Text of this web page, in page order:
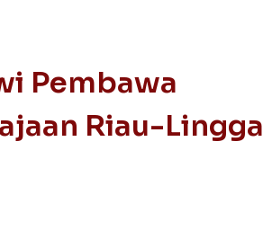
Pembawa
Riau-Lingga